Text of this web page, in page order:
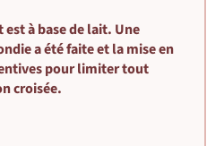
est à base de lait. Une
a été faite et la mise en
pour limiter tout
croisée.